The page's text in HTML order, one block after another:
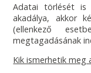
Adatai törlését is
akadálya, akkor
(ellenkező
megtagadásának
Kik ismerhetik meg